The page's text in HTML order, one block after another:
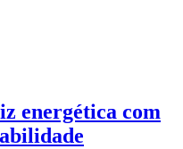
energética com